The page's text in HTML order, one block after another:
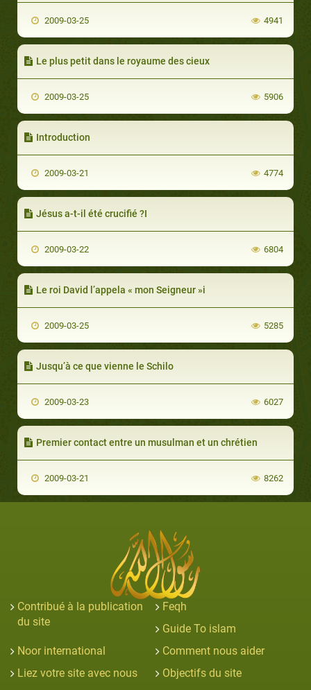
2009-03-25 4941
Le plus petit dans le royaume des cieux
2009-03-25 5906
Introduction
2009-03-21 4774
Jésus a-t-il été crucifié ?I
2009-03-22 6804
Le roi David l’appela « mon Seigneur »i
2009-03-25 5285
Jusqu’à ce que vienne le Schilo
2009-03-23 6027
Premier contact entre un musulman et un chrétien
2009-03-21 8262
Contribué à la publication
du site
Feqh
Guide To islam
Noor international
Comment nous aider
Liez votre site avec nous
Objectifs du site